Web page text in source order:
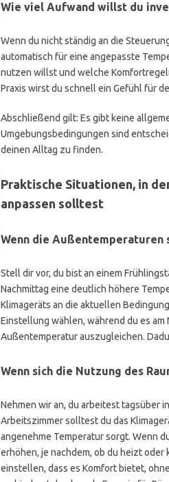
Wie viel Aufwand willst du
Wenn du nicht ständig an die
automatisch für eine angepasste
nutzen willst und welche
Praxis wirst du schnell ein Gefühl für
Abschließend gilt: Es gibt keine
Umgebungsbedingungen sind
deinen Alltag zu finden.
Praktische Situationen, in
anpassen solltest
Wenn die Außentemperaturen
Stell dir vor, du bist an einem
Nachmittag eine deutlich höhere
Klimageräts an die aktuellen
Einstellung wählen, während du es
Außentemperatur auszugleichen.
Wenn sich die Nutzung des
Nehmen wir an, du arbeitest tagsüber
Arbeitszimmer solltest du das
angenehme Temperatur sorgt. Wenn
erhöhen, je nachdem, ob du heizt oder
einstellen, dass es Komfort bietet,